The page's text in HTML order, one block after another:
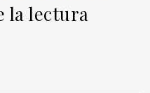
la lectura